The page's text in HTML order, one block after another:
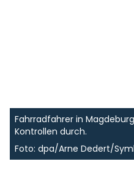
Fahrradfahrer in
Kontrollen durch.
Foto: dpa/Arne Dedert/